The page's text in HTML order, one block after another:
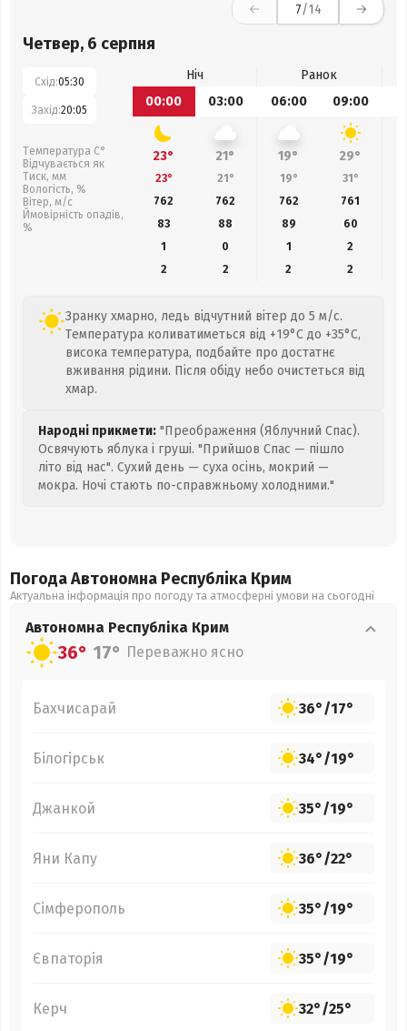
7/14
Четвер, 6 серпня
Схід:05:30
Захід:20:05
Температура С°
Відчувається як
Тиск, мм
Вологість, %
Вітер, м/с
Ймовірність опадів,
%
Ніч
Ранок
00:00
03:00 06:00 09:00
23° 21° 19° 29°
23° 21° 19° 31°
762
762 762 761
83
88 89 60
1
0 1
2
2
2 2 2
Зранку хмарно, ледь відчутний вітер до 5 м/с.
Температура коливатиметься від +19°C до +35°C,
висока температура, подбайте про достатнє
вживання рідини. Після обіду небо очистеться від
хмар.
Народні прикмети: "Преображення (Яблучний Спас).
Освячують яблука і груші. "Прийшов Спас — пішло
літо від нас". Сухий день — суха осінь, мокрий —
мокра. Ночі стають по-справжньому холодними."
Погода Автономна Республіка Крим
Актуальна інформація про погоду та атмосферні умови на сьогодні
Автономна Республіка Крим
36° 17° Переважно ясно
Бахчисарай 36°/17°
Білогірськ 34°/19°
Джанкой 35°/19°
Яни Капу 36°/22°
Сімферополь 35°/19°
Євпаторія 35°/19°
Керч 32°/25°